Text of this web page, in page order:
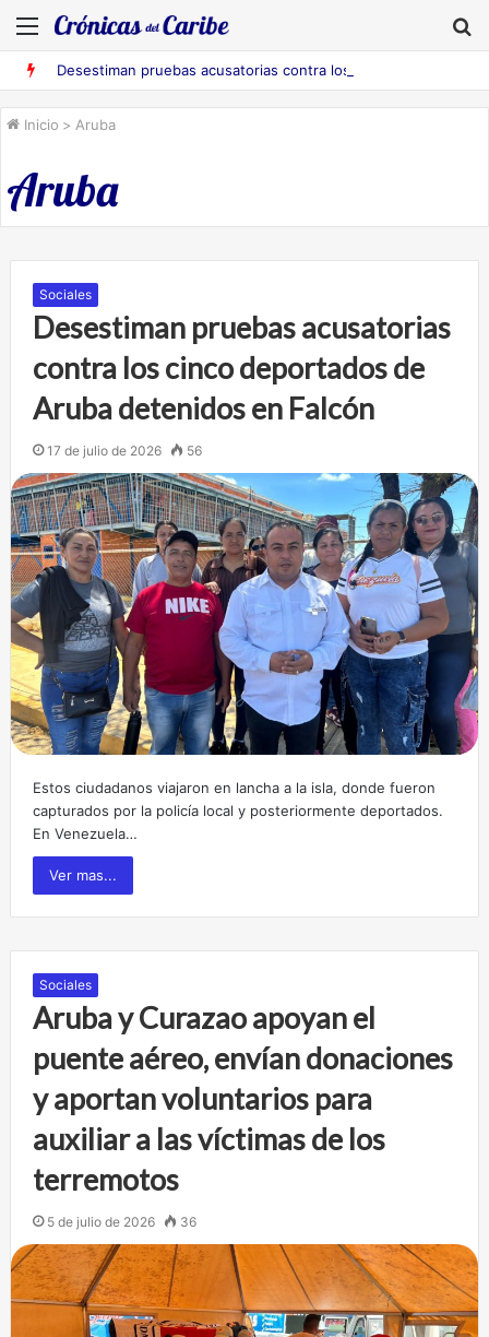
Menú
Inicio > Aruba
Aruba
Sociales
Desestiman pruebas acusatorias
contra los cinco deportados de
Aruba detenidos en Falcón
17 de julio de 2026 56
Estos ciudadanos viajaron en lancha a la isla, donde fueron
capturados por la policía local y posteriormente deportados.
En Venezuela…
Ver mas...
Sociales
Aruba y Curazao apoyan el
puente aéreo, envían donaciones
y aportan voluntarios para
auxiliar a las víctimas de los
terremotos
5 de julio de 2026 36